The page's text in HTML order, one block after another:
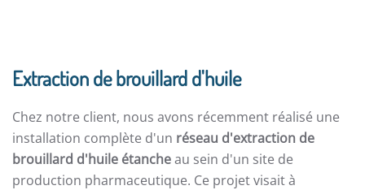
Extraction de brouillard d'huile
Chez notre client, nous avons récemment réalisé une
installation complète d'un réseau d'extraction de
brouillard d'huile étancheau sein d'un site de
production pharmaceutique. Ce projet visait à